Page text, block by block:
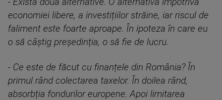
economiei libere, a investițiilor străine, iar riscul de
faliment este foarte aproape. În ipoteza în care eu
o să câștig președinția, o să fie de lucru.
- Ce este de făcut cu finanțele din România? În
primul rând colectarea taxelor. În doilea rând,
absorbția fondurilor europene. Apoi limitarea